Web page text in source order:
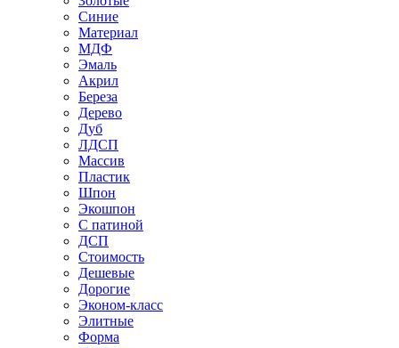
Синие
Материал
МДФ
Эмаль
Акрил
Береза
Дерево
Дуб
ЛДСП
Массив
Пластик
Шпон
Экошпон
С патиной
ДСП
Стоимость
Дешевые
Дорогие
Эконом-класс
Элитные
Форма